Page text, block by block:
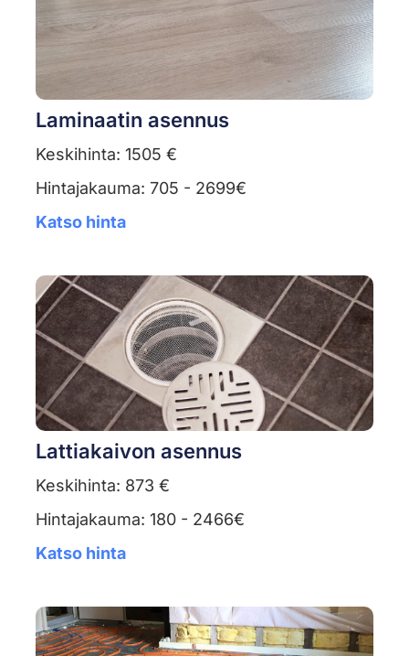
Laminaatin asennus
Keskihinta: 1505 €
Hintajakauma: 705 - 2699€
Katso hinta
Lattiakaivon asennus
Keskihinta: 873 €
Hintajakauma: 180 - 2466€
Katso hinta